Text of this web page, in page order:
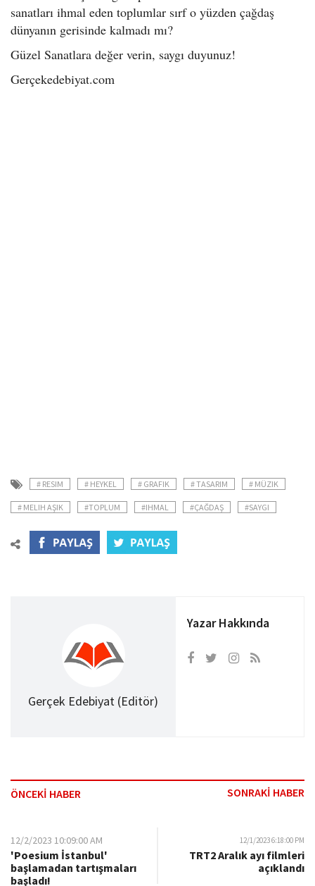
sanatları ihmal eden toplumlar sırf o yüzden çağdaş
dünyanın gerisinde kalmadı mı?
Güzel Sanatlara değer verin, saygı duyunuz!
Gerçekedebiyat.com
# RESIM # HEYKEL # GRAFIK # TASARIM # MÜZIK
# MELIH AŞIK #TOPLUM #IHMAL #ÇAĞDAŞ #SAYGI
Gerçek Edebiyat (Editör)
Yazar Hakkında
ÖNCEKİ HABER SONRAKİ HABER
12/2/2023 10:09:00 AM
'Poesium İstanbul'
başlamadan tartışmaları
başladı!
12/1/2023 6:18:00 PM
TRT2 Aralık ayı filmleri
açıklandı